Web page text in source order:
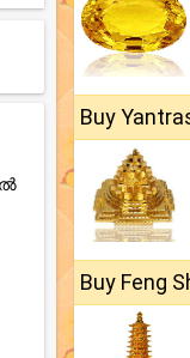
Buy
Buy Feng